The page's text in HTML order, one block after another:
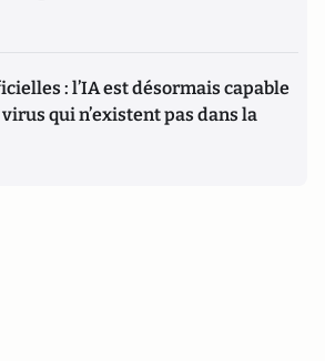
: l’IA est désormais capable
qui n’existent pas dans la